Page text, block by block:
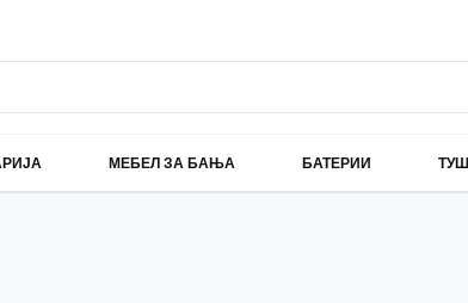
МЕБЕЛ ЗА БАЊА БАТЕРИИ